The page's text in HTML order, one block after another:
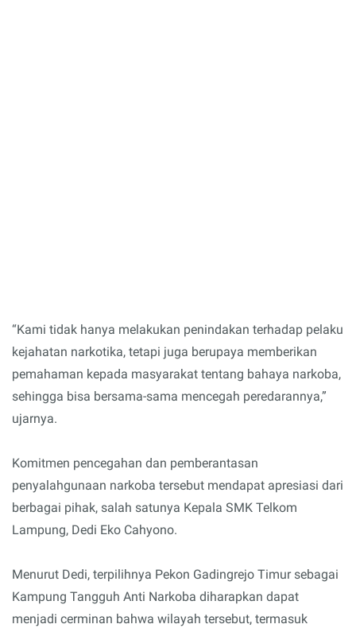
“Kami tidak hanya melakukan penindakan terhadap pelaku
kejahatan narkotika, tetapi juga berupaya memberikan
pemahaman kepada masyarakat tentang bahaya narkoba,
sehingga bisa bersama-sama mencegah peredarannya,”
ujarnya.
Komitmen pencegahan dan pemberantasan
penyalahgunaan narkoba tersebut mendapat apresiasi dari
berbagai pihak, salah satunya Kepala SMK Telkom
Lampung, Dedi Eko Cahyono.
Menurut Dedi, terpilihnya Pekon Gadingrejo Timur sebagai
Kampung Tangguh Anti Narkoba diharapkan dapat
menjadi cerminan bahwa wilayah tersebut, termasuk